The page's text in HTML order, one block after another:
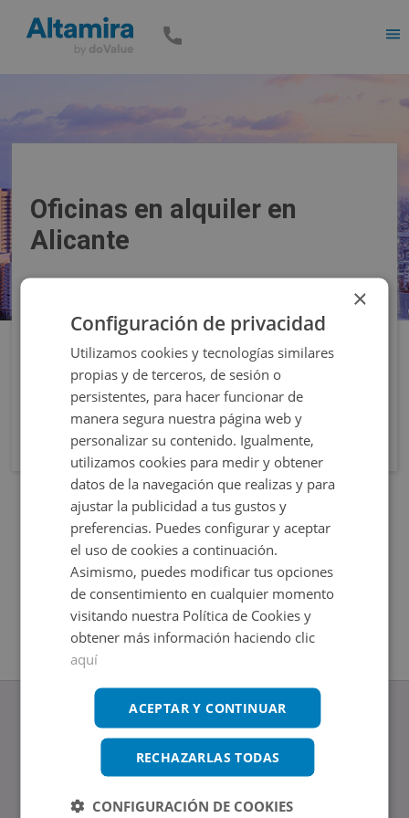
Oficinas en alquiler en
Alicante
Filtros
www.altamirainmuebles.com
Edificio Skylight
Avenida de Manoteras 14-16, 28050, Madrid
×
Configuración de privacidad
Utilizamos cookies y tecnologías similares
propias y de terceros, de sesión o
persistentes, para hacer funcionar de
manera segura nuestra página web y
personalizar su contenido. Igualmente,
utilizamos cookies para medir y obtener
datos de la navegación que realizas y para
ajustar la publicidad a tus gustos y
preferencias. Puedes configurar y aceptar
el uso de cookies a continuación.
Asimismo, puedes modificar tus opciones
de consentimiento en cualquier momento
visitando nuestra Política de Cookies y
obtener más información haciendo clic
aquí
ACEPTAR Y CONTINUAR
RECHAZARLAS TODAS
CONFIGURACIÓN DE COOKIES